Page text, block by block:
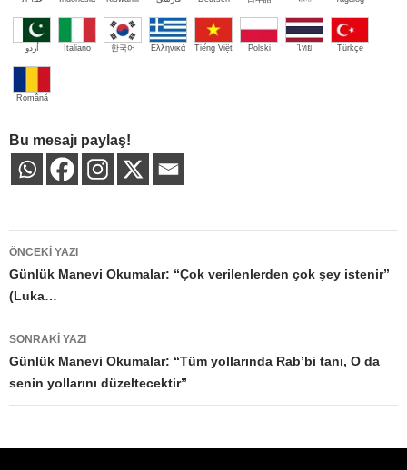
اُردو Italiano 한국어 Ελληνικά Tiếng Việt Polski ไทย Türkçe
Română
Bu mesajı paylaş!
Yazı
dolaşımı
ÖNCEKI YAZI
Günlük Manevi Okumalar: “Çok verilenlerden çok şey istenir”
(Luka…
SONRAKI YAZI
Günlük Manevi Okumalar: “Tüm yollarında Rab’bi tanı, O da
senin yollarını düzeltecektir”